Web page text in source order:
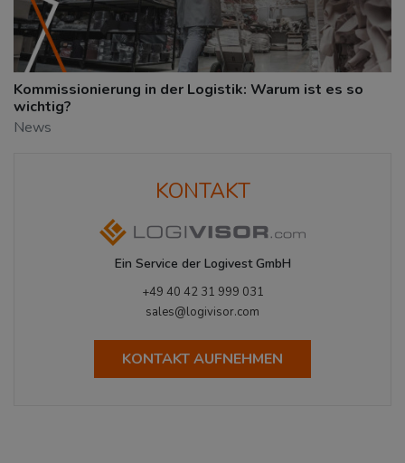
Kommissionierung in der Logistik: Warum ist es so
wichtig?
News
KONTAKT
Ein Service der Logivest GmbH
+49 40 42 31 999 031
sales@logivisor.com
KONTAKT AUFNEHMEN